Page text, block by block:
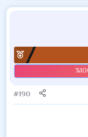
#190